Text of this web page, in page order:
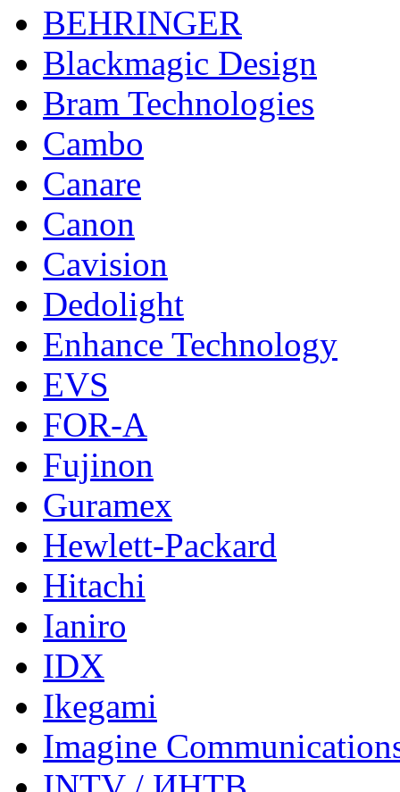
BEHRINGER
Blackmagic Design
Bram Technologies
Cambo
Canare
Canon
Cavision
Dedolight
Enhance Technology
EVS
FOR-A
Fujinon
Guramex
Hewlett-Packard
Hitachi
Ianiro
IDX
Ikegami
Imagine